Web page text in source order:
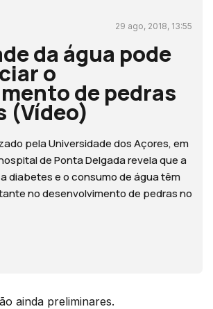
29 ago, 2018, 13:55
da água pode
o
de pedras
(Vídeo)
pela Universidade dos Açores, em
de Ponta Delgada revela que a
diabetes e o consumo de água têm
no desenvolvimento de pedras no
ainda preliminares.